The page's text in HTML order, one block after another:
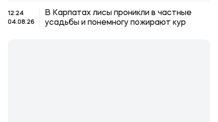
12:24
04.08.26
В Карпатах лисы проникли в частные
усадьбы и понемногу пожирают кур